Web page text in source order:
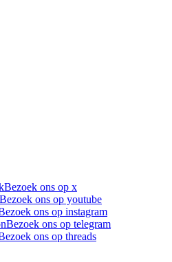
Bezoek ons op x
Bezoek ons op youtube
ons op instagram
Bezoek ons op telegram
ons op threads